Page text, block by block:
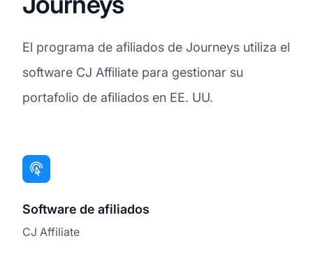
El programa de afiliados de Journeys utiliza el
software CJ Affiliate para gestionar su
portafolio de afiliados en EE. UU.
Software de afiliados
CJ Affiliate